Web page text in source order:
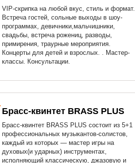
VIP-скрипка на любой вкус, стиль и формат.
Встреча гостей, сольные выходы в шоу-
программах, девичники,мальчишники,
свадьбы, встреча рожениц, разводы,
примирения, траурные мероприятия.
Концерты для детей и взрослых. . Мастер-
классы. Консультации.
Брасс-квинтет BRASS PLUS
Брасс-квинтет BRASS PLUS состоит из 5+1
профессиональных музыкантов-солистов,
каждый из которых — мастер игры на
духовых(и ударных) инструментах,
исполняющий классическую, джазовую и